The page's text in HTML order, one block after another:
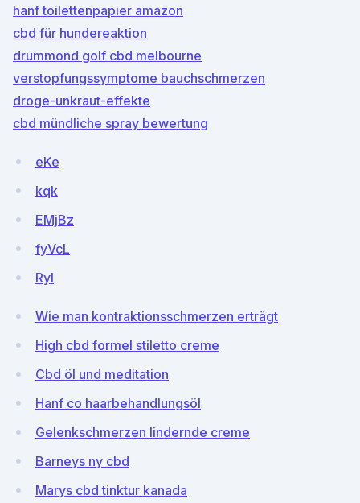
hanf toilettenpapier amazon
cbd für hundereaktion
drummond golf cbd melbourne
verstopfungssymptome bauchschmerzen
droge-unkraut-effekte
cbd mündliche spray bewertung
eKe
kqk
EMjBz
fyVcL
RyI
Wie man kontraktionsschmerzen erträgt
High cbd formel stiletto creme
Cbd öl und meditation
Hanf co haarbehandlungsöl
Gelenkschmerzen lindernde creme
Barneys ny cbd
Marys cbd tinktur kanada